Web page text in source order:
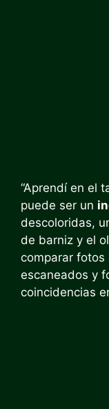
“Aprendí en el
puede ser un
descoloridas,
de barniz y el
comparar fotos
escaneados y
coincidencias